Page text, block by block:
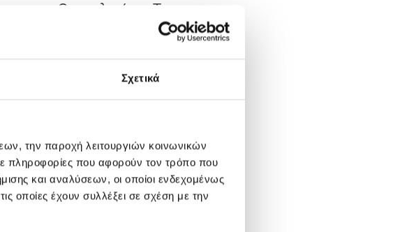
Σχετικά
την παροχή λειτουργιών κοινωνικών
πληροφορίες που αφορούν τον τρόπο που
και αναλύσεων, οι οποίοι ενδεχομένως
οποίες έχουν συλλέξει σε σχέση με την
της Θεσσαλονίκης. Τον
σε συνδυασμό με την
προκειμένου να αρχίσει και
χορηγίας με την
παρουσία της Υφυπουργού κας
εκπροσώπησε ο
Νίκος Ζαχαριάδης.